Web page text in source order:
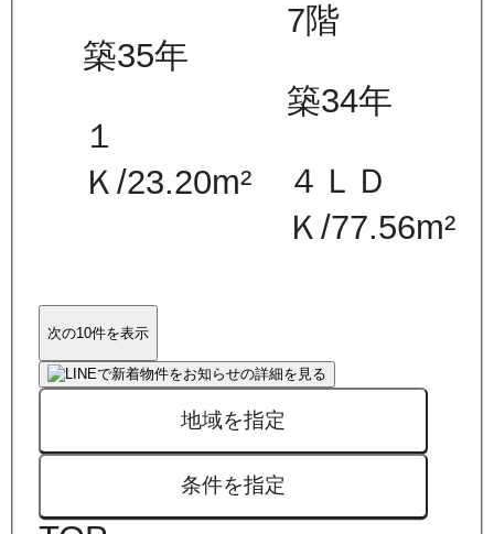
築35年
１
Ｋ/23.20m²
7階
築34年
４ＬＤ
Ｋ /77.56m²
次の10件を表示
地域を指定
条件を指定